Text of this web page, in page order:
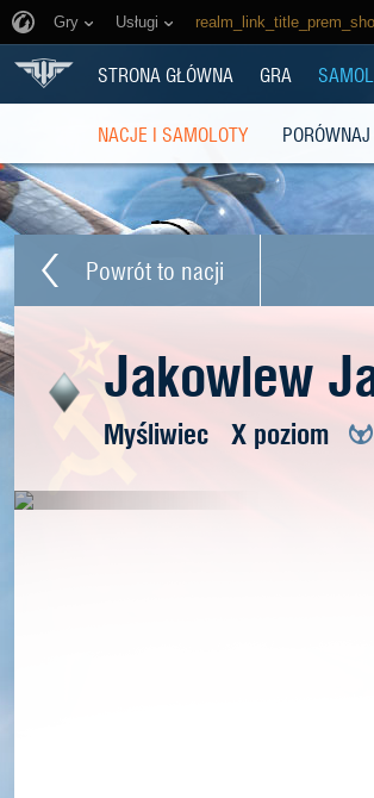
Gry Usługi
STRONA GŁÓWNA GRA
NACJE I SAMOLOTY
Powrót to nacji
Jakowlew
Myśliwiec X poziom